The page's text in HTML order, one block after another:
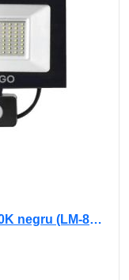
Projector LED cu senzor 50W 6500K negru (LM-8864)